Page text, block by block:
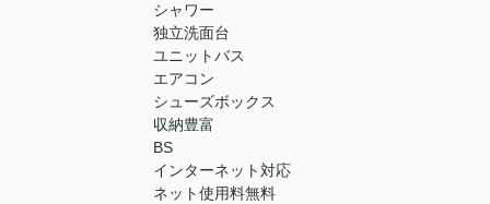
シャワー
独立洗面台
ユニットバス
エアコン
シューズボックス
収納豊富
BS
インターネット対応
ネット使用料無料